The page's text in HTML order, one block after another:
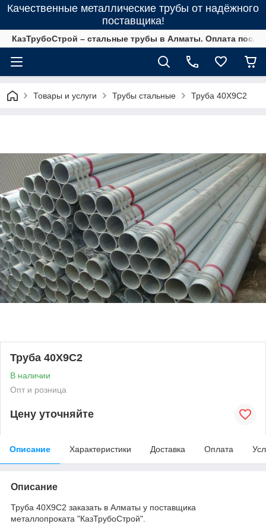
Качественные металлические трубы от надёжного
поставщика!
КазТрубоСтрой – стальные трубы в Алматы. Оплата
Товары и услуги Трубы стальные Труба 40Х9С2
Труба 40Х9С2
В наличии
Опт и розница
Цену уточняйте
Описание Характеристики Доставка Оплата
Описание
Труба 40Х9С2 заказать в Алматы у поставщика
металлопроката "КазТрубоСтрой".